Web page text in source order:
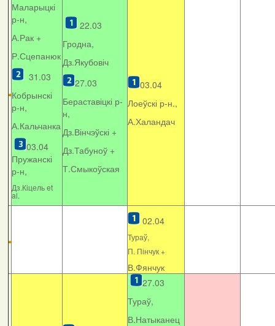
Маларыцкі
р-н,
А.Рак +
Р.Сцепанюк
31.03
Кобрынскі
р-н,
А.Кальчанка
03.04
Пружанскі
р-н,
Дз.Кіцель et
al.
22.03
Гродна,
Дз.Якубовіч
27.03
Бераставіцкі р-
н,
Дз.Вінчэўскі +
Дз.Табуноў +
Т.Смыкоўская
03.04
Лоеўскі р-н.,
А.Халандач
02.04
Тураў,
П. Пінчук +
В.Фянчук
27.03
Тураў,
В.Натыканец